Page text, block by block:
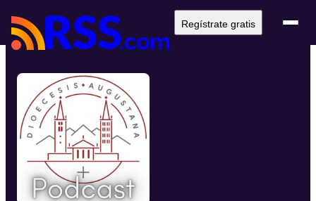
Regístrate gratis